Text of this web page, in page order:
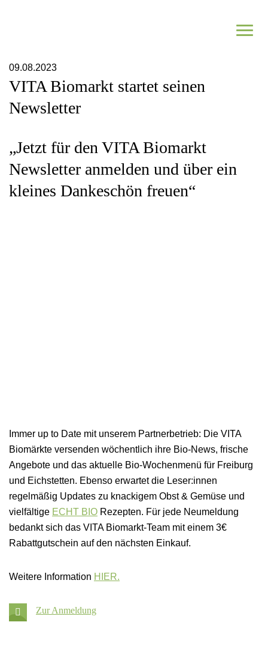
Netzwerk
Übersicht Partnerbetriebe
Partnerbetrieb werden
Das überregionale Netzwerk
Informieren
Aktuelles und Termine
Über uns
Offene Stellen
Kontakt & Anfahrt
Downloads
Regional investieren
Aktien erwerben
Die Geschäftsberichte
FAQ zur Aktie
09.08.2023
VITA Biomarkt startet seinen
Newsletter
„Jetzt für den VITA Biomarkt
Newsletter anmelden und über ein
kleines Dankeschön freuen“
Immer up to Date mit unserem Partnerbetrieb: Die VITA
Biomärkte versenden wöchentlich ihre Bio-News, frische
Angebote und das aktuelle Bio-Wochenmenü für Freiburg
und Eichstetten. Ebenso erwartet die Leser:innen
regelmäßig Updates zu knackigem Obst & Gemüse und
vielfältige ECHT BIO Rezepten. Für jede Neumeldung
bedankt sich das VITA Biomarkt-Team mit einem 3€
Rabattgutschein auf den nächsten Einkauf.
Weitere Information HIER.
Opens downoad in new tab
Zur Anmeldung